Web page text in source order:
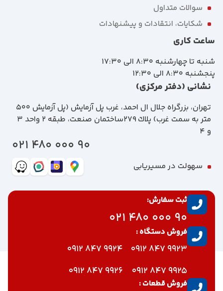
سوالات متداول
شکایات، انتقادات و پیشنهادات
ساعت کاری
شنبه تا چهارشنبه 8:30 الی 17:30
پنجشنبه 8:30 الی 12:30
نشانی (دفتر مرکزی)
تهران، بزرگراه جلال ال احمد، غرب پل آزمايش (پل آزمايش ٥٠٠
متر به سمت غرب) پلاك 279ساختمان صنعت، طبقه 2 واحد 3
و 4
90 000 480 021
سهولت در مسیریابی
ثبت سفارش:
90 000 480 021
فروش دستگاه :
9923 847 0912
9924 847 0912
9925 847 0912
9926 847 0912
فروش قطعات :